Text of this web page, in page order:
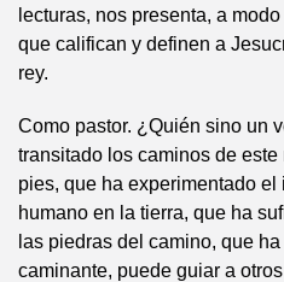
lecturas, nos presenta, a
que califican y definen a
rey.
Como pastor. ¿Quién sino un
transitado los caminos de
pies, que ha experimentado
humano en la tierra, que ha
las piedras del camino, que
caminante, puede guiar a